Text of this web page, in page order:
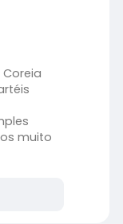
muito